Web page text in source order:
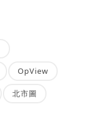
OpView
北市圖